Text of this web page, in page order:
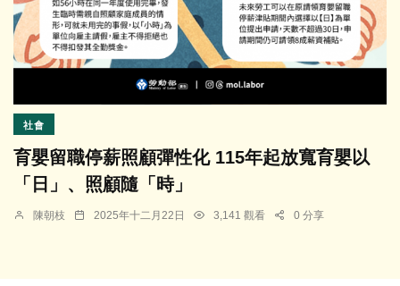
社會
育嬰留職停薪照顧彈性化 115年起放寬育嬰以
「日」、照顧隨「時」
陳朝枝 2025年十二月22日 3,141 觀看 0 分享